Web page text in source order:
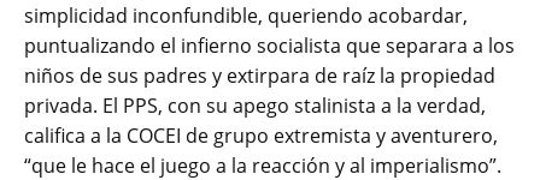
simplicidad inconfundible, queriendo acobardar,
puntualizando el infierno socialista que separara a los
niños de sus padres y extirpara de raíz la propiedad
privada. El PPS, con su apego stalinista a la verdad,
califica a la COCEI de grupo extremista y aventurero,
“que le hace el juego a la reacción y al imperialismo”.